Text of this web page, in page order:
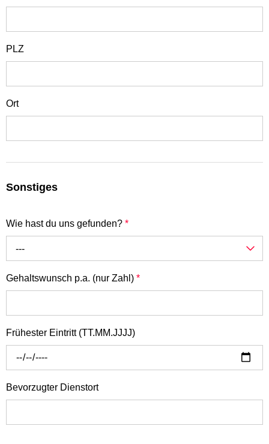
PLZ
Ort
Sonstiges
Wie hast du uns gefunden? *
---
Gehaltswunsch p.a. (nur Zahl) *
Frühester Eintritt (TT.MM.JJJJ)
Bevorzugter Dienstort